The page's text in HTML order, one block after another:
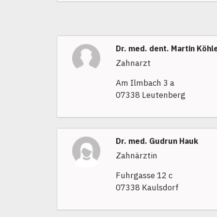
Dr. med. dent. Martin
Zahnarzt
Am Ilmbach 3 a
07338 Leutenberg
Dr. med. Gudrun Hauk
Zahnärztin
Fuhrgasse 12 c
07338 Kaulsdorf